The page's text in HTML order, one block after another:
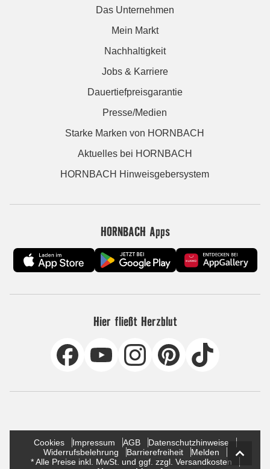
Das Unternehmen
Mein Markt
Nachhaltigkeit
Jobs & Karriere
Dauertiefpreisgarantie
Presse/Medien
Starke Marken von HORNBACH
Aktuelles bei HORNBACH
HORNBACH Hinweisgebersystem
HORNBACH Apps
Hier fließt Herzblut
Cookies Impressum AGB
Datenschutzhinweise
Widerrufsbelehrung
Barrierefreiheit
Melden
* Alle Preise inkl. MwSt. und ggf. zzgl. Versandkosten